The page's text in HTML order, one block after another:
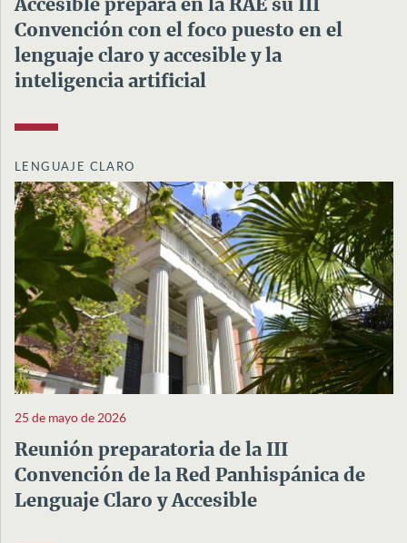
Accesible prepara en la RAE su III
Convención con el foco puesto en el
lenguaje claro y accesible y la
inteligencia artificial
LENGUAJE CLARO
25 de mayo de 2026
Reunión preparatoria de la III
Convención de la Red Panhispánica de
Lenguaje Claro y Accesible